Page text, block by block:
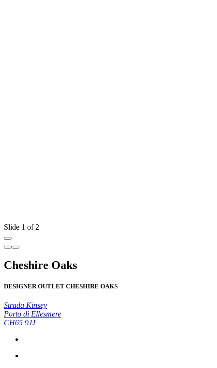
Slide 1 of 2
Cheshire Oaks
DESIGNER OUTLET CHESHIRE OAKS
Strada Kinsey
Porto di Ellesmere
CH65 9JJ